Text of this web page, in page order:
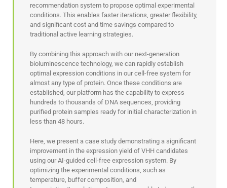
recommendation system to propose optimal experimental
conditions. This enables faster iterations, greater flexibility,
and significant cost and time savings compared to
traditional active learning strategies.
By combining this approach with our next-generation
bioluminescence technology, we can rapidly establish
optimal expression conditions in our cell-free system for
almost any type of protein. Once these conditions are
established, our platform has the capability to express
hundreds to thousands of DNA sequences, providing
purified protein samples ready for initial characterization in
less than 48 hours.
Here, we present a case study demonstrating a significant
improvement in the expression yield of VHH candidates
using our AI-guided cell-free expression system. By
optimizing the experimental conditions, such as
temperature, buffer composition, and